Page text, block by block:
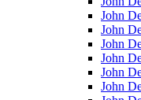
John
John
John
John
John
John